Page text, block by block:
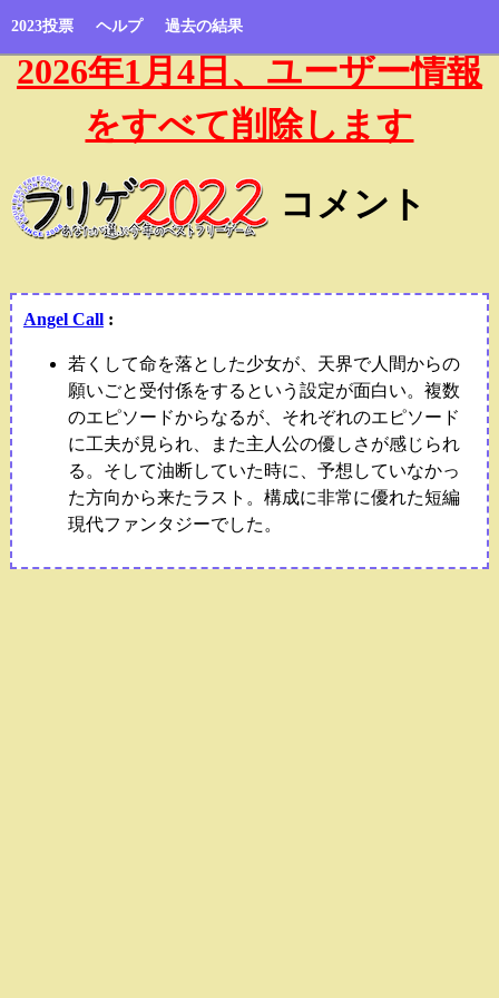
2023投票 ヘルプ 過去の結果
2026年1月4日、ユーザー情報
をすべて削除します
コメント
Angel Call:
若くして命を落とした少女が、天界で人間からの
願いごと受付係をするという設定が面白い。複数
のエピソードからなるが、それぞれのエピソード
に工夫が見られ、また主人公の優しさが感じられ
る。そして油断していた時に、予想していなかっ
た方向から来たラスト。構成に非常に優れた短編
現代ファンタジーでした。